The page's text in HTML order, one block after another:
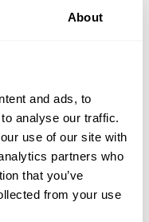
About
and ads, to
analyse our traffic.
use of our site with
partners who
that you’ve
from your use
de praia e
130BAR